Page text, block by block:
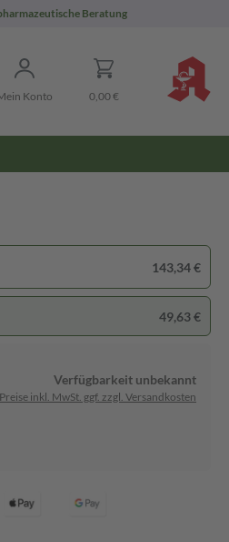
Beratung
Konto 0,00 €
143,34 €
49,63 €
Verfügbarkeit unbekannt
Preise inkl. MwSt. ggf. zzgl. Versandkosten